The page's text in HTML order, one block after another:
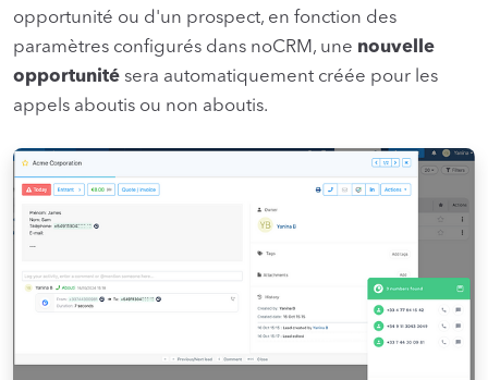
opportunité ou d'un prospect, en fonction des
paramètres configurés dans noCRM, une nouvelle
opportunité sera automatiquement créée pour les
appels aboutis ou non aboutis.